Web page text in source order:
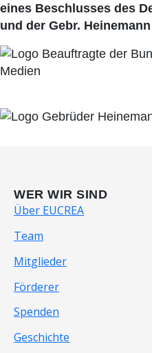
eines Beschlusses des
und der Gebr.
WER WIR SIND
Über EUCREA
Team
Mitglieder
Förderer
Spenden
Geschichte